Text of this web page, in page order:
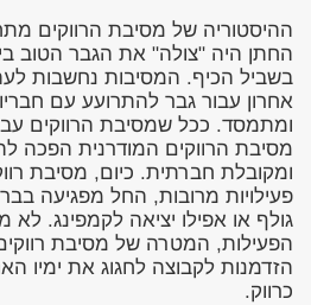
ההיסטוריה של מסיבת הרווקים
החתן היה "צולה" את הגבר הטוב
בשביל הכיף. המסיבות נחשבות
אחרון עבור גבר להתרועע עם
ומתמסד. ככל שמסיבת הרווקים
מסיבת הרווקים המודרנית הפכה
ומקובלת חברתית. כיום, מסיבת
פעילויות מרובות, החל מפגיעה
גולף או אפילו יציאה לקמפינג.
הפעילות, המטרה של מסיבת
הזדמנות לקבוצה לחגוג את ימיו
כרווק.